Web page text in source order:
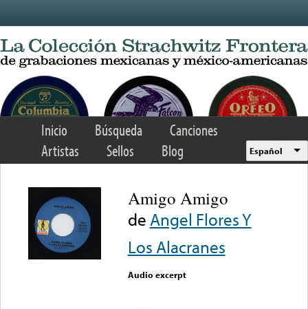
Inicio Búsqueda
Canciones
Artistas
Sellos Blog Español
Amigo Amigo
de Angel Flores Y
Los Alacranes
Audio excerpt